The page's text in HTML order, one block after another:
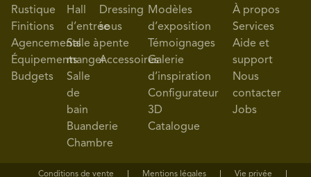
Rustique
Finitions
Agencements
Équipements
Budgets
Hall
d’entrée
Salle à
manger
Salle
de
bain
Buanderie
Chambre
Dressing
sous
pente
Accessoires
Modèles
d’exposition
Témoignages
Galerie
d’inspiration
Configurateur
3D
Catalogue
À propos
Services
Aide et
support
Nous
contacter
Jobs
Conditions de vente Mentions légales Vie privée